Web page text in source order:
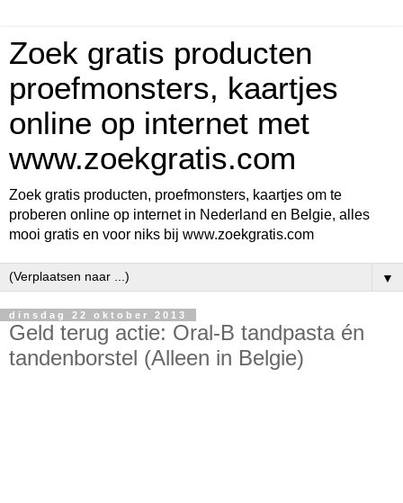
Zoek gratis producten
proefmonsters, kaartjes
online op internet met
www.zoekgratis.com
Zoek gratis producten, proefmonsters, kaartjes om te
proberen online op internet in Nederland en Belgie, alles
mooi gratis en voor niks bij www.zoekgratis.com
▼
dinsdag 22 oktober 2013
Geld terug actie: Oral-B tandpasta én
tandenborstel (Alleen in Belgie)